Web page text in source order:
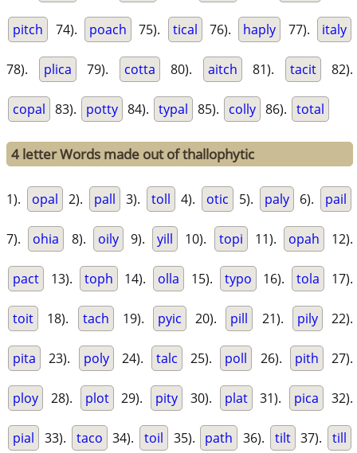
pitch 74). poach 75). tical 76). haply 77). italy
78). plica 79). cotta 80). aitch 81). tacit 82).
copal 83). potty 84). typal 85). colly 86). total
4 letter Words made out of thallophytic
1). opal 2). pall 3). toll 4). otic 5). paly 6). pail
7). ohia 8). oily 9). yill 10). topi 11). opah 12).
pact 13). toph 14). olla 15). typo 16). tola 17).
toit 18). tach 19). pyic 20). pill 21). pily 22).
pita 23). poly 24). talc 25). poll 26). pith 27).
ploy 28). plot 29). pity 30). plat 31). pica 32).
pial 33). taco 34). toil 35). path 36). tilt 37). till